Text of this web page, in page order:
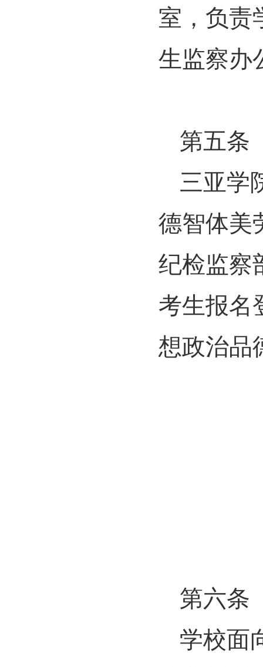
室，负责
生监察办
第五条
三亚学
德智体美
纪检监察
考生报名
想政治品
第六条
学校面